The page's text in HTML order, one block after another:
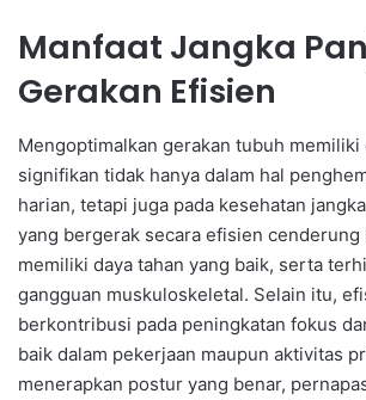
Manfaat Jangka
Gerakan Efisien
Mengoptimalkan gerakan tubuh memiliki
signifikan tidak hanya dalam hal
harian, tetapi juga pada kesehatan
yang bergerak secara efisien cenderung
memiliki daya tahan yang baik, serta
gangguan muskuloskeletal. Selain itu,
berkontribusi pada peningkatan fokus
baik dalam pekerjaan maupun aktivitas
menerapkan postur yang benar,